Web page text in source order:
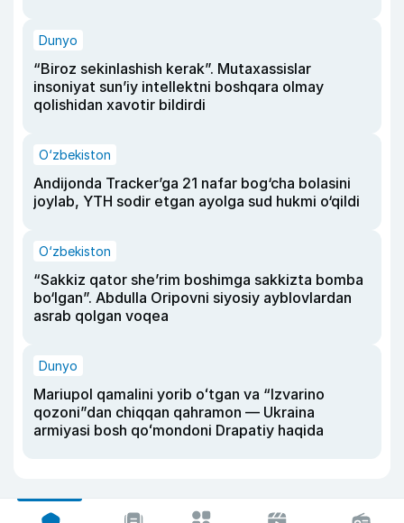
Dunyo
“Biroz sekinlashish kerak”. Mutaxassislar
insoniyat sun’iy intellektni boshqara olmay
qolishidan xavotir bildirdi
O‘zbekiston
Andijonda Tracker’ga 21 nafar bog‘cha bolasini
joylab, YTH sodir etgan ayolga sud hukmi o‘qildi
O‘zbekiston
“Sakkiz qator she’rim boshimga sakkizta bomba
bo‘lgan”. Abdulla Oripovni siyosiy ayblovlardan
asrab qolgan voqea
Dunyo
Mariupol qamalini yorib oʻtgan va “Izvarino
qozoni”dan chiqqan qahramon — Ukraina
armiyasi bosh qoʻmondoni Drapatiy haqida